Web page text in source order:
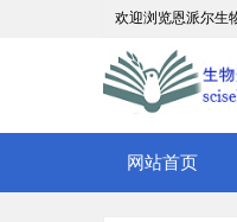
欢迎浏览恩派尔生
网站首页